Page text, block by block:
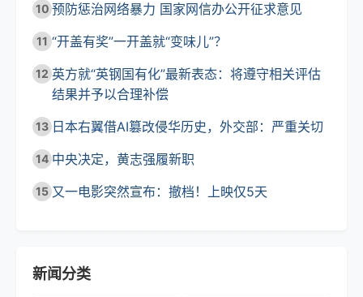
10 预防惩治网络暴力 国家网信办公开征求意见
11 “开盖有奖”一开盖就“变味儿”？
12 英方就“英钢国有化”最新表态：将遵守相关评估
结果并予以合理补偿
13 日本右翼借AI篡改侵华历史，外交部：严重关切
14 中央决定，黄志强履新职
15 又一电影突然宣布：撤档！上映仅5天
新闻分类